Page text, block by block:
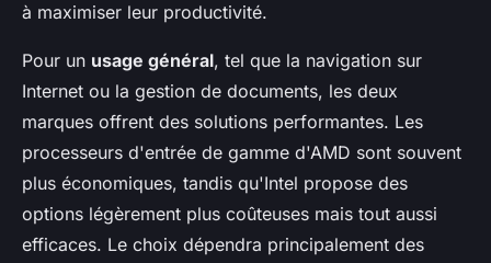
à maximiser leur productivité.
Pour un usage général, tel que la navigation sur
Internet ou la gestion de documents, les deux
marques offrent des solutions performantes. Les
processeurs d'entrée de gamme d'AMD sont souvent
plus économiques, tandis qu'Intel propose des
options légèrement plus coûteuses mais tout aussi
efficaces. Le choix dépendra principalement des